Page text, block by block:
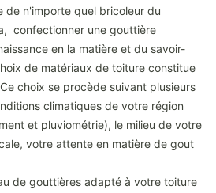
de n'importe quel bricoleur du
confectionner une gouttière
en la matière et du savoir-
de matériaux de toiture constitue
choix se procède suivant plusieurs
climatiques de votre région
et pluviométrie), le milieu de votre
votre attente en matière de gout
de gouttières adapté à votre toiture